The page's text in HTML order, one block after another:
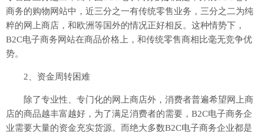
商务的购物网站中，近三分之一有传统零售业务，三分之二为纯
粹的网上商店，和欧洲等国外的情况正好相反。这种情势下，
B2C电子商务网站在商品价格上，和传统零售商相比毫无竞争优
势。
2、资金周转困难
除了专业性、专门化的网上商店外，消费者普遍希望网上商
店的商品越丰富越好，为了满足消费者的需要，B2C电子商务企
业需要大量的资金充实货源。而绝大多数B2C电子商务企业都是